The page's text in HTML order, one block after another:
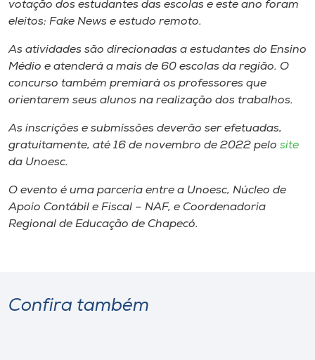
votação dos estudantes das escolas e este ano foram
eleitos: Fake News e estudo remoto.
As atividades são direcionadas a estudantes do Ensino
Médio e atenderá a mais de 60 escolas da região. O
concurso também premiará os professores que
orientarem seus alunos na realização dos trabalhos.
As inscrições e submissões deverão ser efetuadas,
gratuitamente, até 16 de novembro de 2022 pelo site
da Unoesc.
O evento é uma parceria entre a Unoesc, Núcleo de
Apoio Contábil e Fiscal – NAF, e Coordenadoria
Regional de Educação de Chapecó.
Confira também